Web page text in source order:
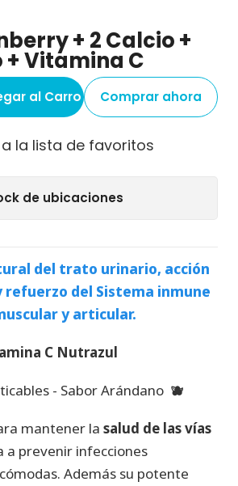
+ 2 Calcio +
+ Vitamina C
al Carro Comprar ahora
la lista de favoritos
de ubicaciones
del trato urinario, acción
del Sistema inmune
y articular.
C Nutrazul
- Sabor Arándano 🫐
mantener la salud de las vías
a prevenir infecciones
Además su potente